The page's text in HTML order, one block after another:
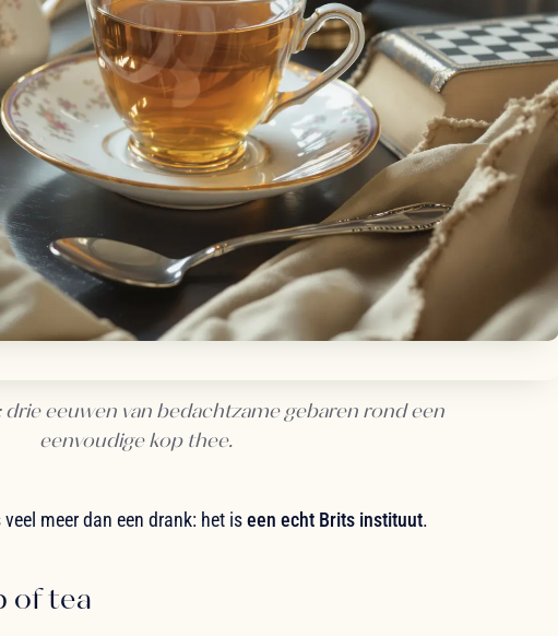
eeuwen van bedachtzame gebaren rond een
eenvoudige kop thee.
meer dan een drank: het iseen echt Brits instituut.
of tea